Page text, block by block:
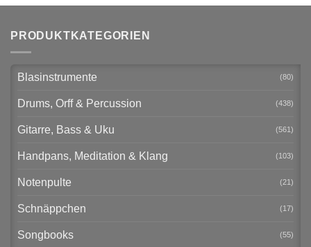
PRODUKTKATEGORIEN
Blasinstrumente (80)
Drums, Orff & Percussion (438)
Gitarre, Bass & Uku (561)
Handpans, Meditation & Klang (103)
Notenpulte (21)
Schnäppchen (17)
Songbooks (55)